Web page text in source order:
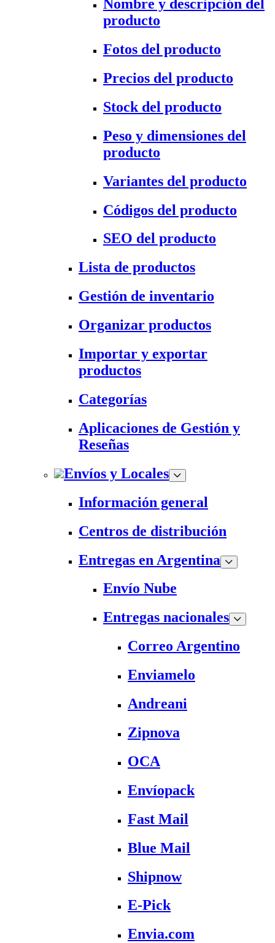
Nombre y descripción del
producto
Fotos del producto
Precios del producto
Stock del producto
Peso y dimensiones del
producto
Variantes del producto
Códigos del producto
SEO del producto
Lista de productos
Gestión de inventario
Organizar productos
Importar y exportar
productos
Categorías
Aplicaciones de Gestión y
Reseñas
Envíos y Locales
Información general
Centros de distribución
Entregas en Argentina
Envío Nube
Entregas nacionales
Correo Argentino
Enviamelo
Andreani
Zipnova
OCA
Envíopack
Fast Mail
Blue Mail
Shipnow
E-Pick
Envia.com